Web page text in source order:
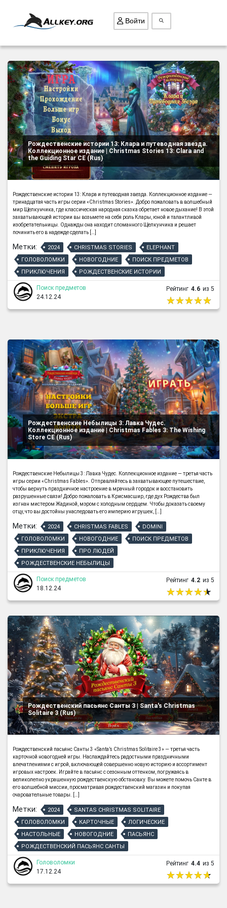
ВСЕ ИГРЫ
ПОИСК ПРЕДМЕТОВ
ГОЛОВОЛОМКИ
БИЗНЕС
ТРИ-В-РЯД
СТРАТЕГИИ
СТРЕЛЯЛКИ
КАК СКАЧАТЬ
НОВОСТИ
Войти
Рождественские истории 13: Клара и путеводная звезда.
Коллекционное издание | Christmas Stories 13: Clara and
the Guiding Star CE (Rus)
Рождественские истории 13: Клара и путеводная звезда. Коллекционное издание —
тринадцатая часть игры серии «Christmas Stories». Добро пожаловать в волшебный
мир Щелкунчика, где классическая народная сказка обретает новое дыхание! В этой
захватывающей истории вы возьмете на себя роль Клары, юной и талантливой
изобретательницы. Однажды она находит сломанного Щелкунчика и решает
починить его в надежде сделать […]
Метки: 2024 CHRISTMAS STORIES
ELEPHANT
ГОЛОВОЛОМКИ
НОВОГОДНИЕ
ПОИСК ПРЕДМЕТОВ
ПРИКЛЮЧЕНИЯ
РОЖДЕСТВЕНСКИЕ ИСТОРИИ
Поиск предметов
24.12.24
Рейтинг 4.6 из 5
Рождественские Небылицы 3: Лавка Чудес.
Коллекционное издание | Christmas Fables 3: The Wishing
Store CE (Rus)
Рождественские Небылицы 3: Лавка Чудес. Коллекционное издание — третья часть
игры серии «Christmas Fables». Отправляйтесь в захватывающее путешествие,
чтобы вернуть праздничное настроение в мрачный городок и восстановить
разрушенные связи! Добро пожаловать в Крисмасшир, где дух Рождества был
изгнан мистером Жадиной, мэром с холодным сердцем. Чтобы доказать своему
отцу, что вы достойны унаследовать его империю игрушек, […]
Метки: 2024 CHRISTMAS FABLES
DOMINI
ГОЛОВОЛОМКИ
НОВОГОДНИЕ
ПОИСК ПРЕДМЕТОВ
ПРИКЛЮЧЕНИЯ
ПРО ЛЮДЕЙ
РОЖДЕСТВЕНСКИЕ НЕБЫЛИЦЫ
Поиск предметов
18.12.24
Рейтинг 4.2 из 5
Рождественский пасьянс Санты 3 | Santa's Christmas
Solitaire 3 (Rus)
Рождественский пасьянс Санты 3 «Santa’s Christmas Solitaire 3» — третья часть
карточной новогодней игры. Наслаждайтесь радостными праздничными
впечатлениями с игрой, включающей совершенно новую историю и ассортимент
игровых настроек. Играйте в пасьянс с сезонным оттенком, погружаясь в
великолепно украшенную рождественскую обстановку. Вы можете помочь Санте в
его волшебной миссии, просматривая рождественский магазин и покупая
очаровательные товары. […]
Метки: 2024
SANTAS CHRISTMAS SOLITAIRE
ГОЛОВОЛОМКИ
КАРТОЧНЫЕ
ЛОГИЧЕСКИЕ
НАСТОЛЬНЫЕ
НОВОГОДНИЕ
ПАСЬЯНС
РОЖДЕСТВЕНСКИЙ ПАСЬЯНС САНТЫ
Головоломки
17.12.24
Рейтинг 4.4 из 5